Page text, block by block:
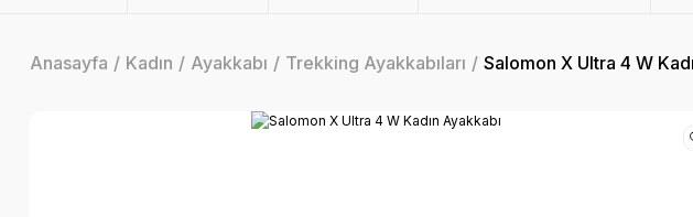
Anasayfa Kadın Ayakkabı Trekking Ayakkabıları Salomon X Ultra 4 W